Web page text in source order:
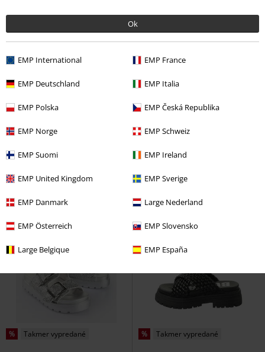
Ok
EMP International EMP France
EMP Deutschland EMP Italia
EMP Polska EMP Česká Republika
EMP Norge EMP Schweiz
EMP Suomi EMP Ireland
EMP United Kingdom EMP Sverige
EMP Danmark Large Nederland
EMP Österreich EMP Slovensko
Large Belgique EMP España
Takmer vypredané
€ 32,99
Sandále
Sandále
ZĽAVA 39%
Takmer vypredané
€ 19,99
EMP Signature Collection
Maiden
Sandále
% Takmer vypredané % Takmer vypredané